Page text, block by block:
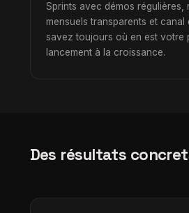
Sprints avec démos régulières,
mensuels transparents et canal
savez toujours où en est votre
lancement à la croissance.
Des résultats